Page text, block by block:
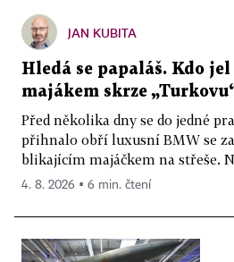
JAN KUBITA
Hledá se papaláš. Kdo
majákem skrze
Před několika dny se do jedné
přihnalo obří luxusní BMW se
blikajícím majáčkem na střeše.
4. 8. 2026 ▪ 6 min. čtení